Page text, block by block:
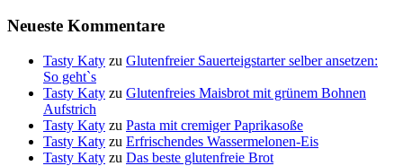
Neueste Kommentare
Tasty Katy zu Glutenfreier Sauerteigstarter selber ansetzen:
So geht`s
Tasty Katy zu Glutenfreies Maisbrot mit grünem Bohnen
Aufstrich
Tasty Katy zu Pasta mit cremiger Paprikasoße
Tasty Katy zu Erfrischendes Wassermelonen-Eis
Tasty Katy zu Das beste glutenfreie Brot